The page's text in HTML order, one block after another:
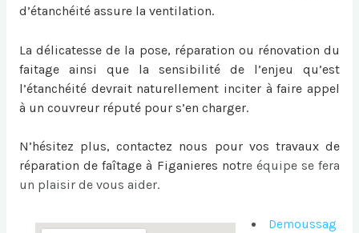
d’étanchéité assure la ventilation.
La délicatesse de la pose, réparation ou rénovation du
faitage ainsi que la sensibilité de l’enjeu qu’est
l’étanchéité devrait naturellement inciter à faire appel
à un couvreur réputé pour s’en charger.
N’hésitez plus, contactez nous pour vos travaux de
réparation de faîtage à Figanieres notre équipe se fera
un plaisir de vous aider.
Demoussag